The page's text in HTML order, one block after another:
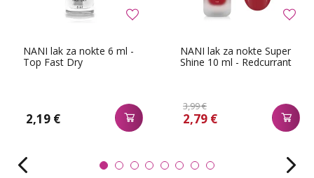
NANI lak za nokte 6 ml -
Top Fast Dry
2,19 €
NANI lak za nokte Super
Shine 10 ml - Redcurrant
3,99 €
2,79 €